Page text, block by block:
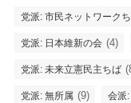
党派: 市民ネットワーク
党派: 日本維新の会 (4)
党派: 未来立憲民主ちば
党派: 無所属 (9) 会派